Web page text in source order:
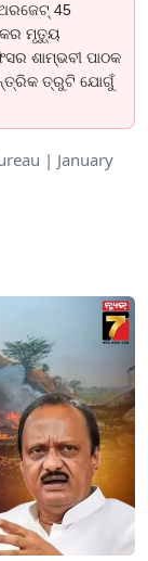
45
ମୃତ୍ୟୁ
ଶାମ୍ଭବୀ ପାଠକ
ତ୍ରୁଟି ଯୋଗୁଁ
| January